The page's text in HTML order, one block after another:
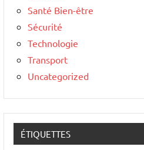
Santé Bien-être
Sécurité
Technologie
Transport
Uncategorized
ÉTIQUETTES